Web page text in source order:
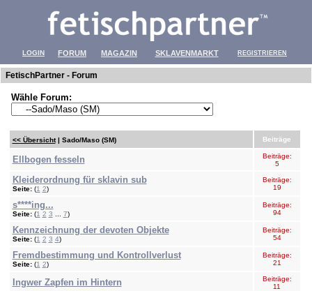
LOGIN FORUM MAGAZIN SKLAVENMARKT REGISTRIEREN
FetischPartner - Forum
Wähle Forum:
<< Übersicht| Sado/Maso (SM) Beiträge
Ellbogen fesseln
Beiträge:
5
Kleiderordnung für sklavin sub
Seite:(1 2)
Beiträge:
19
s****ing...
Seite:(1 2 3 7)
Beiträge:
94
Kennzeichnung der devoten Objekte
Seite:(1 2 3 4)
Beiträge:
54
Fremdbestimmung und Kontrollverlust
Seite:(1 2)
Beiträge:
21
Ingwer Zapfen im Hintern
Beiträge:
11